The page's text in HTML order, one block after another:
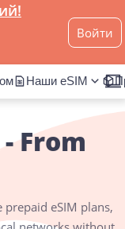
Войти
Наши eSIM
From
swapping SIM
eSIM plans,